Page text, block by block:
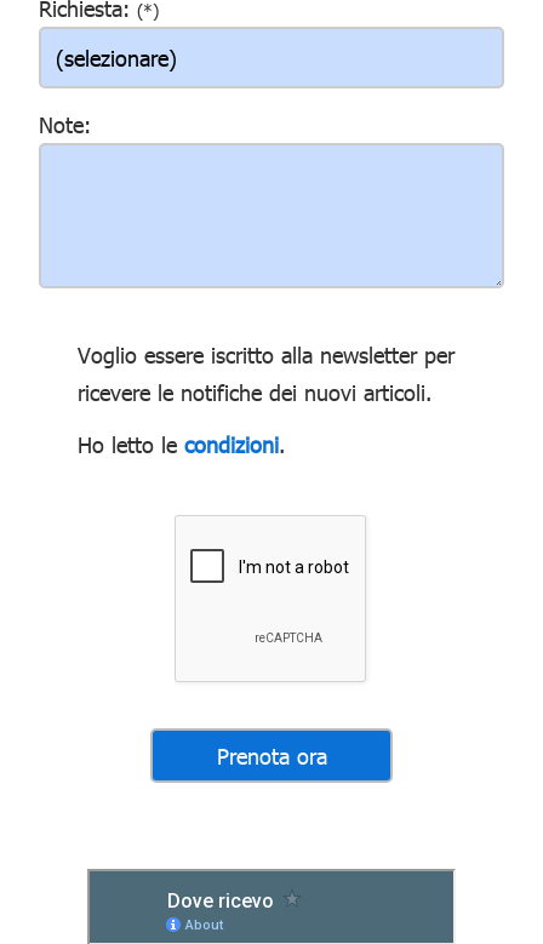
Richiesta: (*)
Note:
Voglio essere iscritto alla newsletter per
ricevere le notifiche dei nuovi articoli.
Ho letto le condizioni.